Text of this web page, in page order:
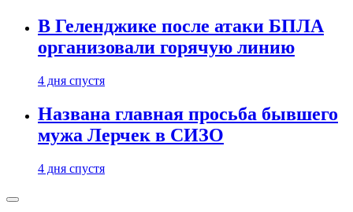
В Геленджике после атаки БПЛА
организовали горячую линию
4 дня спустя
Названа главная просьба бывшего
мужа Лерчек в СИЗО
4 дня спустя